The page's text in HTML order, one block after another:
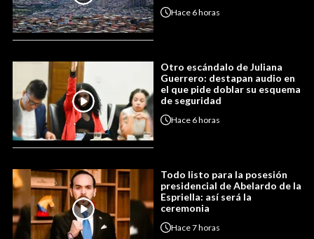
Hace 6 horas
Otro escándalo de Juliana
Guerrero: destapan audio en
el que pide doblar su esquema
de seguridad
Hace 6 horas
Todo listo para la posesión
presidencial de Abelardo de la
Espriella: así será la
ceremonia
Hace7 horas